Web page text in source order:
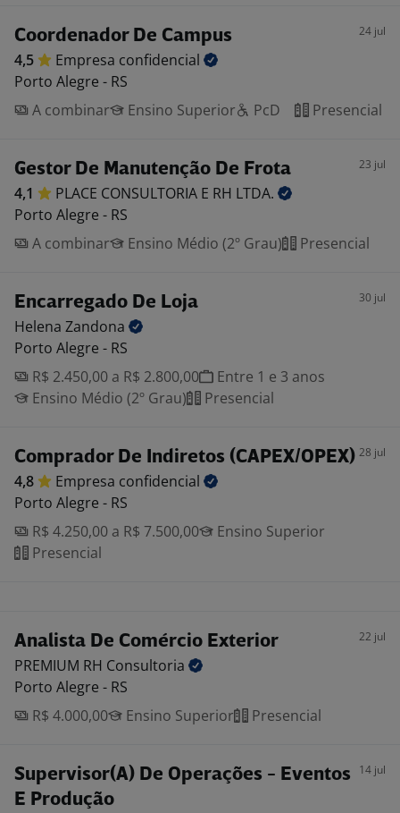
Coordenador De Campus 24 jul
4,5 Empresa confidencial
Porto Alegre - RS
A combinar
Ensino Superior PcD Presencial
Gestor De Manutenção De Frota 23 jul
4,1 PLACE CONSULTORIA E RH LTDA.
Porto Alegre - RS
A combinar
Ensino Médio (2º Grau) Presencial
Encarregado De Loja 30 jul
Helena Zandona
Porto Alegre - RS
R$ 2.450,00 a R$ 2.800,00
Entre 1 e 3 anos
Ensino Médio (2º Grau)
Presencial
Comprador De Indiretos (CAPEX/OPEX) 28 jul
4,8 Empresa confidencial
Porto Alegre - RS
R$ 4.250,00 a R$ 7.500,00
Ensino Superior
Presencial
Analista De Comércio Exterior 22 jul
PREMIUM RH Consultoria
Porto Alegre - RS
R$ 4.000,00
Ensino Superior Presencial
Supervisor(A) De Operações - Eventos
E Produção
14 jul